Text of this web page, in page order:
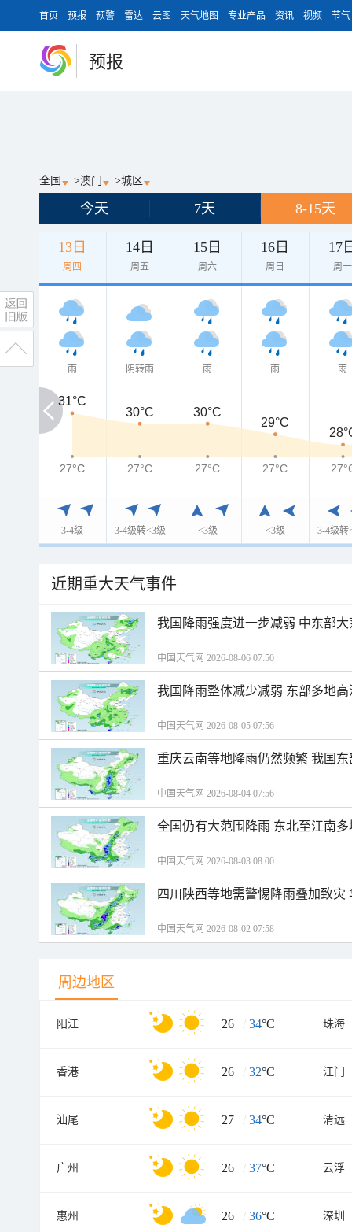
首页 预报 预警 雷达 云图 天气地图 专业产品 资讯 视频 节气
预报
全国 >澳门 >城区
今天 7天 8-15天
13日
周四
14日
周五
15日
周六
16日
周日
17
周一
雨
3-4级
阴转雨
3-4级转<3级
雨
<3级
雨
<3级
雨
3-4级转
31°C
31°C
30°C 30°C
29°C
27°C
27°C 27°C 27°C 27°C
近期重大天气事件
我国降雨强度进一步减弱 中东部
中国天气网 2026-08-06 07:50
我国降雨整体减少减弱 东部多地
中国天气网 2026-08-05 07:56
重庆云南等地降雨仍然频繁 我国
中国天气网 2026-08-04 07:56
全国仍有大范围降雨 东北至江南
中国天气网 2026-08-03 08:00
四川陕西等地需警惕降雨叠加致
中国天气网 2026-08-02 07:58
周边地区
阳江 26 / 34°C 珠海
香港 26 / 32°C 江门
汕尾 27 / 34°C 清远
广州 26 / 37°C 云浮
惠州 26 / 36°C 深圳